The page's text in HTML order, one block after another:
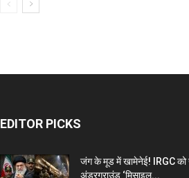
EDITOR PICKS
जंग के मूड में खामेनेई! IRGC
अंडरग्राउंड ‘मिसाइल...